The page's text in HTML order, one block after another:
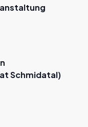
Schmidatal)